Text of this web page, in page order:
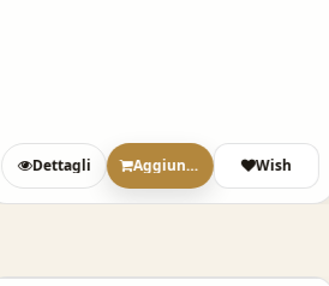
Aggiungi Wish